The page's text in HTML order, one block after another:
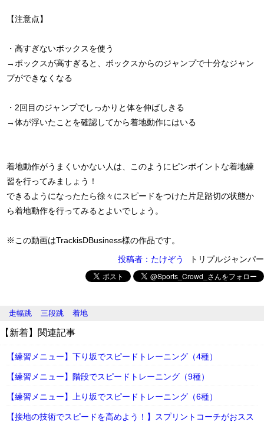
【注意点】
・高すぎないボックスを使う
→ボックスが高すぎると、ボックスからのジャンプで十分なジャン
プができなくなる
・2回目のジャンプでしっかりと体を伸ばしきる
→体が浮いたことを確認してから着地動作にはいる
着地動作がうまくいかない人は、このようにピンポイントな着地練
習を行ってみましょう！
できるようになったたら徐々にスピードをつけた片足踏切の状態か
ら着地動作を行ってみるとよいでしょう。
※この動画はTrackisDBusiness様の作品です。
投稿者：たけぞう
トリプルジャンパー
走幅跳 三段跳 着地
【新着】関連記事
【練習メニュー】下り坂でスピードトレーニング（4種）
【練習メニュー】階段でスピードトレーニング（9種）
【練習メニュー】上り坂でスピードトレーニング（6種）
【接地の技術でスピードを高めよう！】スプリントコーチがおスス